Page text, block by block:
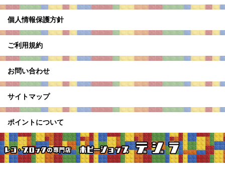
個人情報保護方針
ご利用規約
お問い合わせ
サイトマップ
ポイントについて